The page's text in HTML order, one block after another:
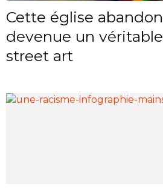
Cette église
devenue un
street art